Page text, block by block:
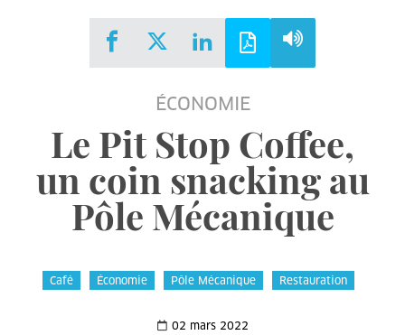
Publications
ÉCONOMIE
Le Pit Stop Coffee,
un coin snacking au
Pôle Mécanique
Café Économie Pôle Mécanique Restauration
02 mars 2022